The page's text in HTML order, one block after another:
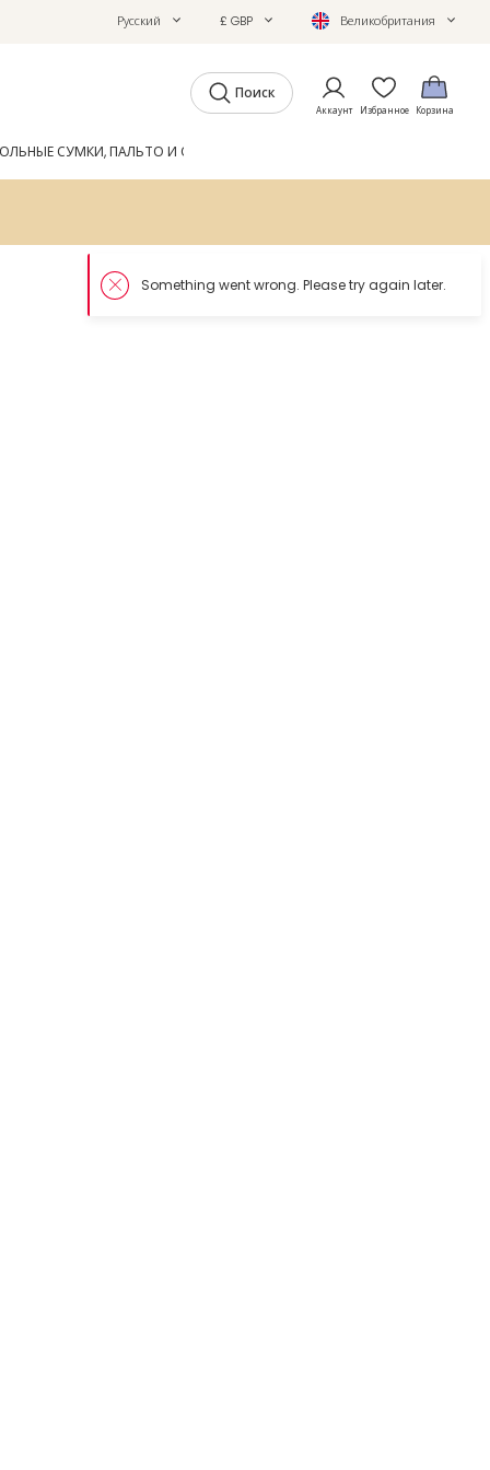
Русский £ GBP Великобритания
Поиск
Аккаунт Избранное Корзина
СУМКИ, ПАЛЬТО И ОБУВЬ